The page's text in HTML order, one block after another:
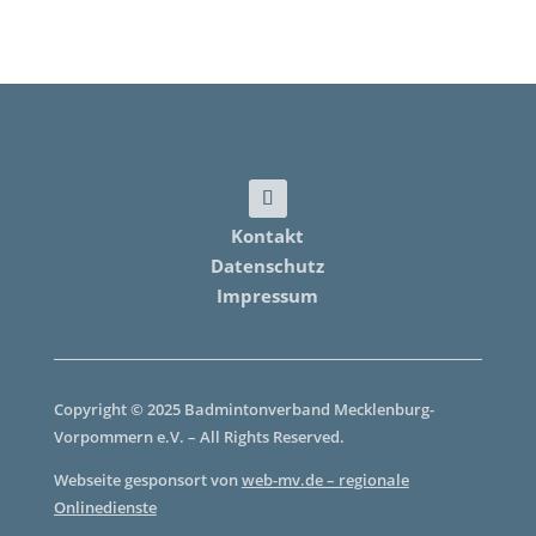
Kontakt
Datenschutz
Impressum
Copyright © 2025 Badmintonverband Mecklenburg-
Vorpommern e.V. – All Rights Reserved.
Webseite gesponsort vonweb-mv.de – regionale
Onlinedienste